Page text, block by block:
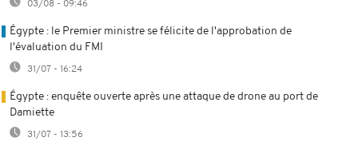
03/08 - 09:46
Égypte : le Premier ministre se félicite de l'approbation de
l'évaluation du FMI
31/07 - 16:24
Égypte : enquête ouverte après une attaque de drone au port de
Damiette
31/07 - 13:56